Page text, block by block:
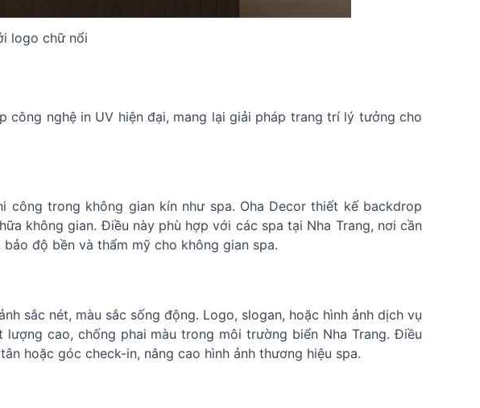
logo chữ nổi
công nghệ in UV hiện đại, mang lại giải pháp trang trí lý tưởng cho
công trong không gian kín như spa. Oha Decor thiết kế backdrop
không gian. Điều này phù hợp với các spa tại Nha Trang, nơi cần
độ bền và thẩm mỹ cho không gian spa.
sắc nét, màu sắc sống động. Logo, slogan, hoặc hình ảnh dịch vụ
cao, chống phai màu trong môi trường biển Nha Trang. Điều
hoặc góc check-in, nâng cao hình ảnh thương hiệu spa.